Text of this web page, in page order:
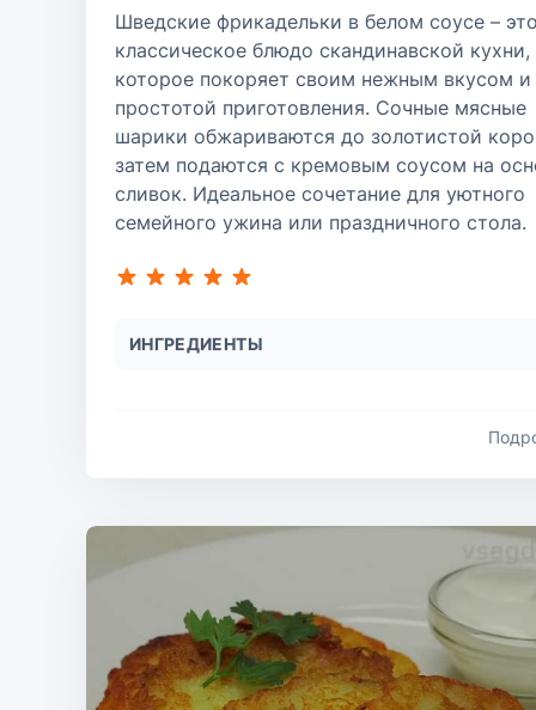
Шведские фрикадельки в белом соусе –
классическое блюдо скандинавской кухни,
которое покоряет своим нежным вкусом и
простотой приготовления. Сочные мясные
шарики обжариваются до золотистой
затем подаются с кремовым соусом на
сливок. Идеальное сочетание для уютного
семейного ужина или праздничного стола.
ИНГРЕДИЕНТЫ